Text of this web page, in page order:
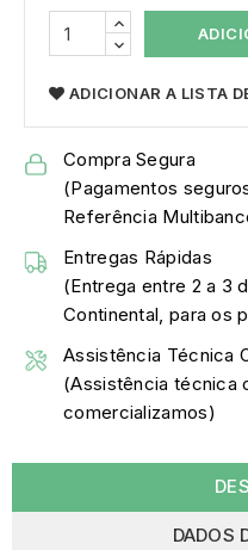
ADICIONAR A LISTA
Compra Segura
(Pagamentos
Referência
Entregas Rápidas
(Entrega entre 2 a 3
Continental, para os
Assistência Técnica
(Assistência técnica
comercializamos)
DADOS